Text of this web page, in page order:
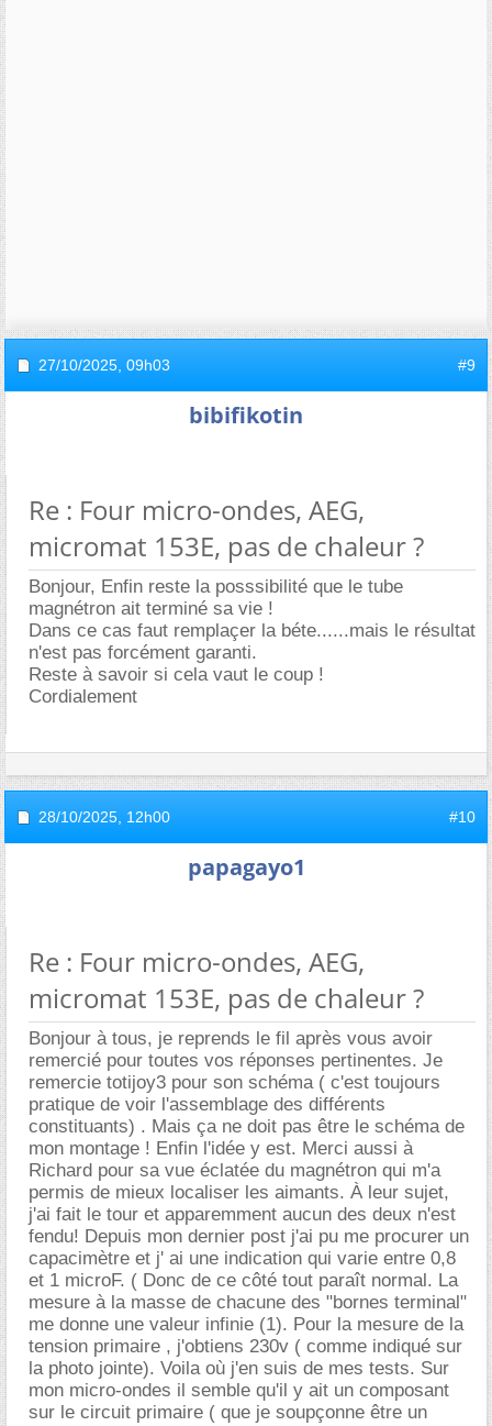
27/10/2025, 09h03 #9
bibifikotin
Re : Four micro-ondes, AEG,
micromat 153E, pas de chaleur ?
Bonjour, Enfin reste la posssibilité que le tube
magnétron ait terminé sa vie !
Dans ce cas faut remplaçer la béte......mais le résultat
n'est pas forcément garanti.
Reste à savoir si cela vaut le coup !
Cordialement
28/10/2025, 12h00 #10
papagayo1
Re : Four micro-ondes, AEG,
micromat 153E, pas de chaleur ?
Bonjour à tous, je reprends le fil après vous avoir
remercié pour toutes vos réponses pertinentes. Je
remercie totijoy3 pour son schéma ( c'est toujours
pratique de voir l'assemblage des différents
constituants) . Mais ça ne doit pas être le schéma de
mon montage ! Enfin l'idée y est. Merci aussi à
Richard pour sa vue éclatée du magnétron qui m'a
permis de mieux localiser les aimants. À leur sujet,
j'ai fait le tour et apparemment aucun des deux n'est
fendu! Depuis mon dernier post j'ai pu me procurer un
capacimètre et j' ai une indication qui varie entre 0,8
et 1 microF. ( Donc de ce côté tout paraît normal. La
mesure à la masse de chacune des "bornes terminal"
me donne une valeur infinie (1). Pour la mesure de la
tension primaire , j'obtiens 230v ( comme indiqué sur
la photo jointe). Voila où j'en suis de mes tests. Sur
mon micro-ondes il semble qu'il y ait un composant
sur le circuit primaire ( que je soupçonne être un